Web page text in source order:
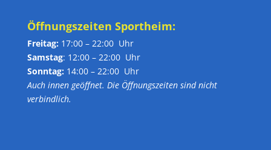
Öffnungszeiten Sportheim:
Freitag: 17:00 – 22:00 Uhr
Samstag: 12:00 – 22:00 Uhr
Sonntag: 14:00 – 22:00 Uhr
Auch innen geöffnet. Die Öffnungszeiten sind nicht
verbindlich.